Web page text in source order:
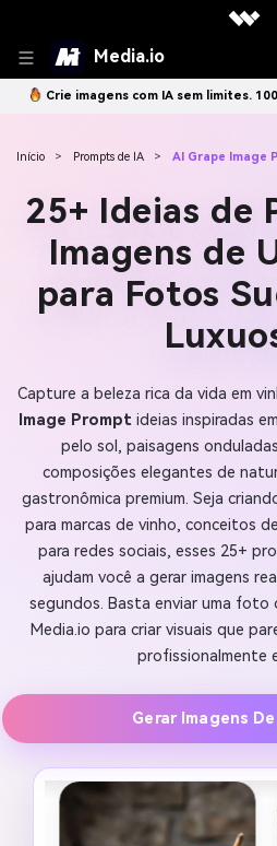
Media.io
Crie imagens com IA sem limites.
Início > Prompts de IA > AI Grape Image
25+ Ideias de
Imagens de
para Fotos
Capture a beleza rica da vida em
Image Prompt ideias inspiradas
pelo sol, paisagens
composições elegantes de
gastronômica premium. Seja
para marcas de vinho, conceitos
para redes sociais, esses 25+
ajudam você a gerar imagens
segundos. Basta enviar uma foto
Media.io para criar visuais que
profissionalmente
Gerar Imagens